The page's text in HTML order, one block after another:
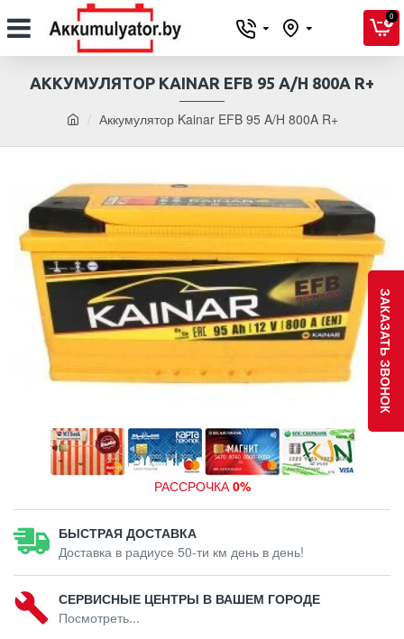
0
Аккумулятор Kainar EFB 95 A/H 800A R+
АККУМУЛЯТОР KAINAR EFB 95 A/H 800A R+
БЫСТРАЯ ДОСТАВКА
Доставка в радиусе 50-ти км день в день!
РАССРОЧКА 0%
СЕРВИСНЫЕ ЦЕНТРЫ В ВАШЕМ ГОРОДЕ
Посмотреть...
ЗАКАЗАТЬ ЗВОНОК